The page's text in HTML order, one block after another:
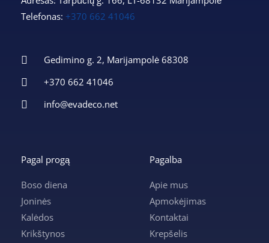
Telefonas: +370 662 41046
Gedimino g. 2, Marijampolė 68308
+370 662 41046
info@evadeco.net
Pagal progą
Boso diena
Joninės
Kalėdos
Krikštynos
Pagalba
Apie mus
Apmokėjimas
Kontaktai
Krepšelis